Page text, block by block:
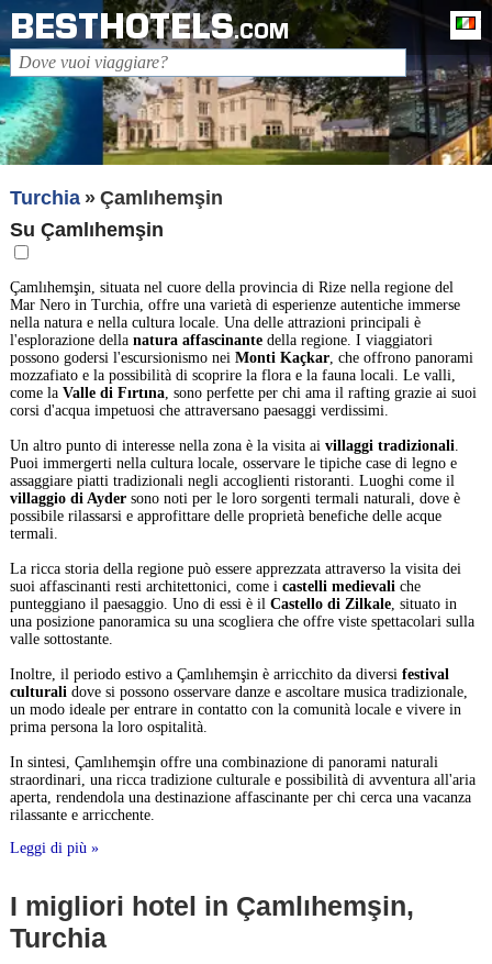
BESTHOTELS.COM
Turchia
Çamlıhemşin
Su Çamlıhemşin
Çamlıhemşin, situata nel cuore della provincia di Rize nella regione del
Mar Nero in Turchia, offre una varietà di esperienze autentiche immerse
nella natura e nella cultura locale. Una delle attrazioni principali è
l'esplorazione della natura affascinantedella regione. I viaggiatori
possono godersi l'escursionismo nei Monti Kaçkar, che offrono panorami
mozzafiato e la possibilità di scoprire la flora e la fauna locali. Le valli,
come la Valle di Fırtına, sono perfette per chi ama il rafting grazie ai suoi
corsi d'acqua impetuosi che attraversano paesaggi verdissimi.
Un altro punto di interesse nella zona è la visita ai villaggi tradizionali.
Puoi immergerti nella cultura locale, osservare le tipiche case di legno e
assaggiare piatti tradizionali negli accoglienti ristoranti. Luoghi come il
villaggio di Aydersono noti per le loro sorgenti termali naturali, dove è
possibile rilassarsi e approfittare delle proprietà benefiche delle acque
termali.
La ricca storia della regione può essere apprezzata attraverso la visita dei
suoi affascinanti resti architettonici, come i castelli medievaliche
punteggiano il paesaggio. Uno di essi è il Castello di Zilkale, situato in
una posizione panoramica su una scogliera che offre viste spettacolari sulla
valle sottostante.
Inoltre, il periodo estivo a Çamlıhemşin è arricchito da diversi festival
culturalidove si possono osservare danze e ascoltare musica tradizionale,
un modo ideale per entrare in contatto con la comunità locale e vivere in
prima persona la loro ospitalità.
In sintesi, Çamlıhemşin offre una combinazione di panorami naturali
straordinari, una ricca tradizione culturale e possibilità di avventura all'aria
aperta, rendendola una destinazione affascinante per chi cerca una vacanza
rilassante e arricchente.
Leggi di più »
I migliori hotel in Çamlıhemşin,
Turchia